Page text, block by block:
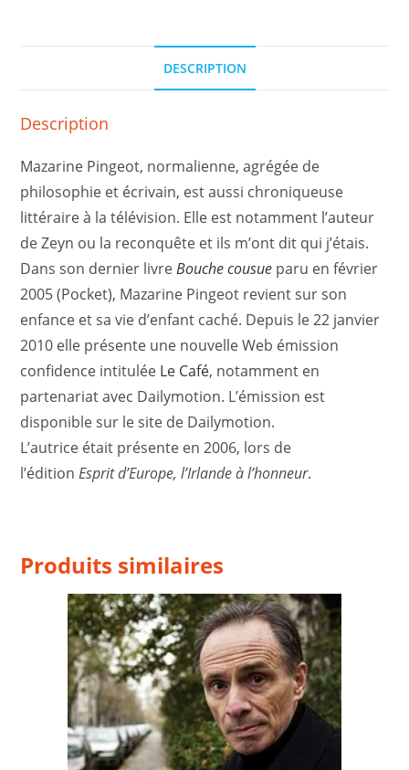
DESCRIPTION
Description
Mazarine Pingeot, normalienne, agrégée de
philosophie et écrivain, est aussi chroniqueuse
littéraire à la télévision. Elle est notamment l’auteur
de Zeyn ou la reconquête et ils m’ont dit qui j’étais.
Dans son dernier livreBouche cousue paru en février
2005 (Pocket), Mazarine Pingeot revient sur son
enfance et sa vie d’enfant caché. Depuis le 22 janvier
2010 elle présente une nouvelle Web émission
confidence intitulée Le Café, notamment en
partenariat avec Dailymotion. L’émission est
disponible sur le site de Dailymotion.
L’autrice était présente en 2006, lors de
l’éditionEsprit d’Europe, l’Irlande à l’honneur.
Produits similaires